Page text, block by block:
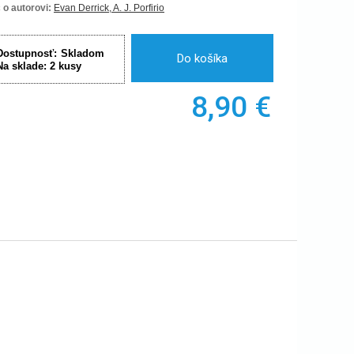
o autorovi: Evan Derrick, A. J. Porfirio
Skladom
sklade: 2 kusy
Do košíka
8,90 €